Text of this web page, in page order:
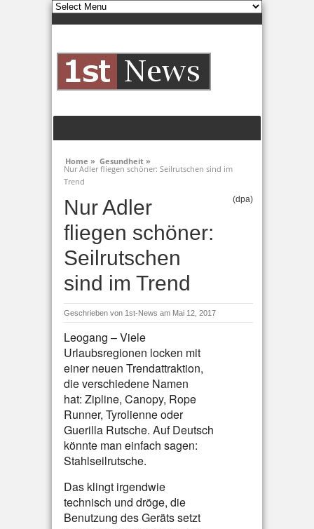
Home » Gesundheit »
Nur Adler fliegen schöner: Seilrutschen sind im
Trend
Nur Adler
fliegen schöner:
Seilrutschen
sind im Trend
(dpa)
Geschrieben von 1st-News am Mai 12, 2017
Leogang – Viele
Urlaubsregionen locken mit
einer neuen Trendattraktion,
die verschiedene Namen
hat: Zipline, Canopy, Rope
Runner, Tyrolienne oder
Guerilla Rutsche. Auf Deutsch
könnte man einfach sagen:
Stahlseilrutsche.
Das klingt irgendwie
technisch und dröge, die
Benutzung des Geräts setzt